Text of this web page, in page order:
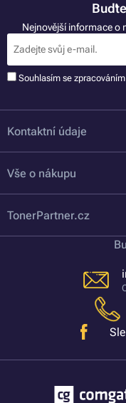
Nejnovější informace o
Souhlasím se zpracováním
Kontaktní údaje
Vše o nákupu
TonerPartner.cz